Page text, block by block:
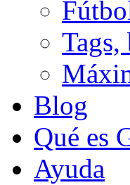
Tags,
Blog
Qué es
Ayuda